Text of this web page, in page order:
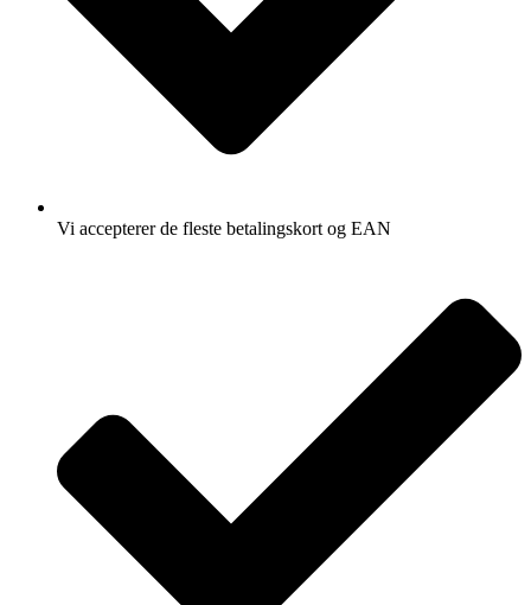
Vi accepterer de fleste betalingskort og EAN